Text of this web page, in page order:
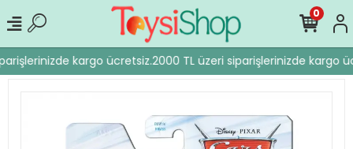
kargo ücretsiz.2000 TL üzeri siparişlerinizde kargo
0